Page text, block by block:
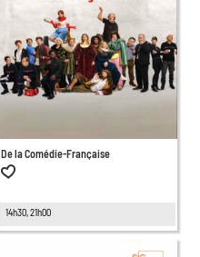
De la Comédie-Française
14h30, 21h00